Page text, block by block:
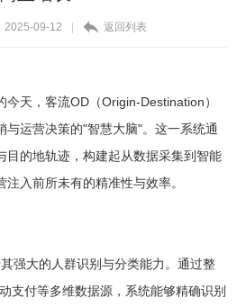
2025-09-12 | 返回列表
天，客流OD（Origin-Destination）
运营决策的"智慧大脑"。这一系统通
目的地轨迹，构建起从数据采集到智能
入前所未有的精准性与效率。
强大的人群识别与分类能力。通过整
支付等多维数据源，系统能够精确识别